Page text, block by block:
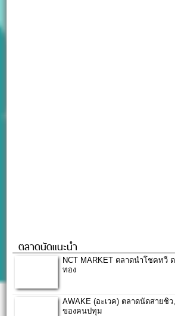
ตลาดนัดแนะนำ
NCT MARKET ตลาดนำโชคทวี
ทอง
AWAKE (อะเวค) ตลาดนัดสายชิ
ของคนปทุม